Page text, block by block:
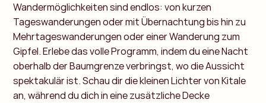
Wandermöglichkeiten sind endlos: von kurzen
Tageswanderungen oder mit Übernachtung bis hin zu
Mehrtageswanderungen oder einer Wanderung zum
Gipfel. Erlebe das volle Programm, indem du eine Nacht
oberhalb der Baumgrenze verbringst, wo die Aussicht
spektakulär ist. Schau dir die kleinen Lichter von Kitale
an, während du dich in eine zusätzliche Decke